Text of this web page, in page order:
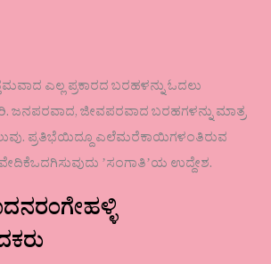
ಎಲ್ಲ ಪ್ರಕಾರದ ಬರಹಳನ್ನು ಓದಲು
ಜನಪರವಾದ, ಜೀವಪರವಾದ ಬರಹಗಳನ್ನು ಮಾತ್ರ
ಪ್ರತಿಭೆಯಿದ್ದೂ ಎಲೆಮರೆಕಾಯಿಗಳಂತಿರುವ
ʼಸಂಗಾತಿʼಯ ಉದ್ದೇಶ.